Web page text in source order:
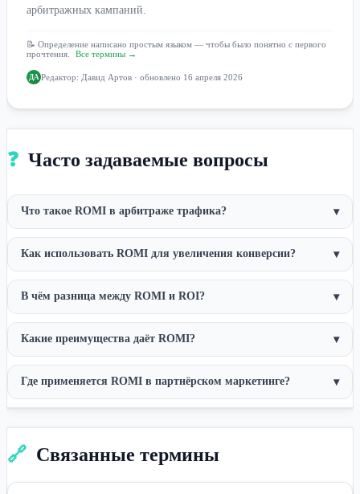
арбитражных кампаний.
📝 Определение написано простым языком — чтобы было понятно с первого
прочтения.
Все термины →
ДА Редактор: Давид Артов · обновлено 16 апреля 2026
❓ Часто задаваемые вопросы
Что такое ROMI в арбитраже трафика? ▾
Как использовать ROMI для увеличения конверсии? ▾
В чём разница между ROMI и ROI? ▾
Какие преимущества даёт ROMI? ▾
Где применяется ROMI в партнёрском маркетинге? ▾
🔗 Связанные термины